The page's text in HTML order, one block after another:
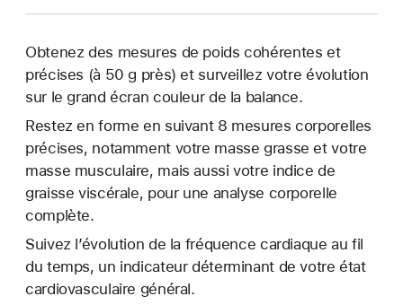
Obtenez des mesures de poids cohérentes et
précises (à 50 g près) et surveillez votre évolution
sur le grand écran couleur de la balance.
Restez en forme en suivant 8 mesures corporelles
précises, notamment votre masse grasse et votre
masse musculaire, mais aussi votre indice de
graisse viscérale, pour une analyse corporelle
complète.
Suivez l’évolution de la fréquence cardiaque au fil
du temps, un indicateur déterminant de votre état
cardiovasculaire général.